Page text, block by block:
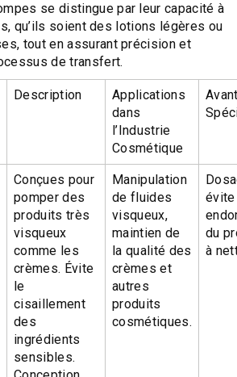
se distingue par leur capacité à
qu’ils soient des lotions légères ou
tout en assurant précision et
de transfert.
Description
Applications
dans
l’Industrie
Cosmétique
Conçues pour
pomper des
produits très
visqueux
comme les
crèmes. Évite
le
cisaillement
des
ingrédients
sensibles.
Manipulation
de fluides
visqueux,
maintien de
la qualité des
crèmes et
autres
produits
cosmétiques.
évite
du
à